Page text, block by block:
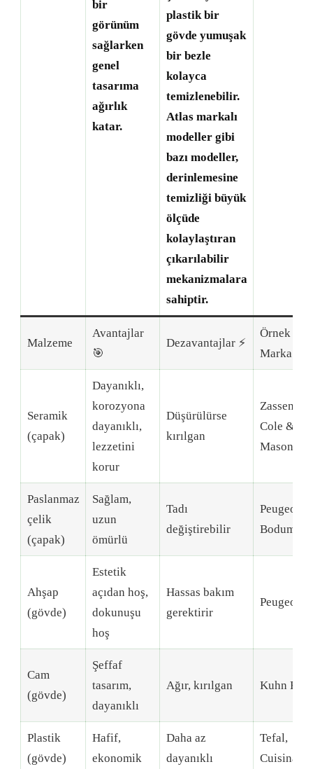
bir
görünüm
sağlarken
genel
tasarıma
ağırlık
katar.
plastik bir
gövde yumuşak
bir bezle
kolayca
temizlenebilir.
Atlas markalı
modeller gibi
bazı modeller,
derinlemesine
temizliği büyük
ölçüde
kolaylaştıran
çıkarılabilir
mekanizmalara
sahiptir.
Malzeme
Avantajlar
🎯
Dezavantajlar ⚡
Örnek
Marka
Seramik
(çapak)
Dayanıklı,
korozyona
dayanıklı,
lezzetini
korur
Düşürülürse
kırılgan
Cole &
Mason
Paslanmaz
çelik
(çapak)
Sağlam,
uzun
ömürlü
Tadı
değiştirebilir
Peugeot,
Bodum
Ahşap
(gövde)
Estetik
açıdan hoş,
dokunuşu
hoş
Hassas bakım
gerektirir
Peugeot
Cam
(gövde)
Şeffaf
tasarım,
dayanıklı
Ağır, kırılgan Kuhn
Plastik
(gövde)
Hafif,
ekonomik
Daha az
dayanıklı
Tefal,
Cuisinart